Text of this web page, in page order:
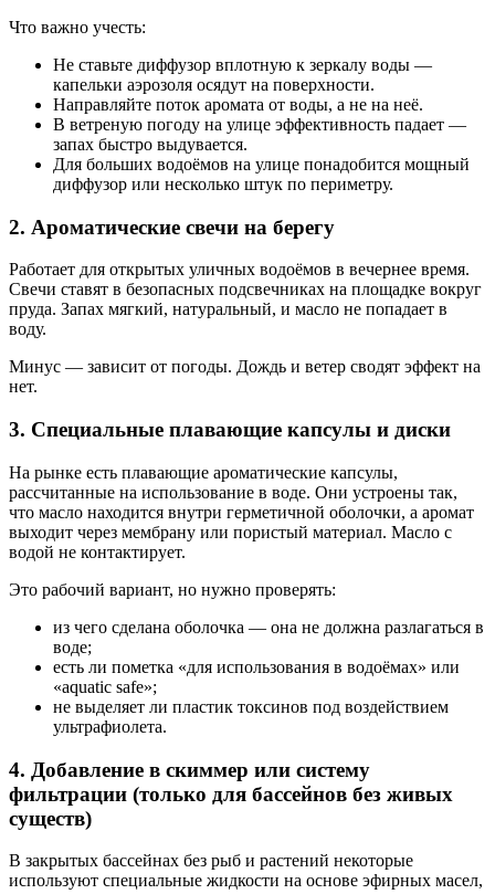
Что важно учесть:
Не ставьте диффузор вплотную к зеркалу воды —
капельки аэрозоля осядут на поверхности.
Направляйте поток аромата от воды, а не на неё.
В ветреную погоду на улице эффективность падает —
запах быстро выдувается.
Для больших водоёмов на улице понадобится мощный
диффузор или несколько штук по периметру.
2. Ароматические свечи на берегу
Работает для открытых уличных водоёмов в вечернее время.
Свечи ставят в безопасных подсвечниках на площадке вокруг
пруда. Запах мягкий, натуральный, и масло не попадает в
воду.
Минус — зависит от погоды. Дождь и ветер сводят эффект на
нет.
3. Специальные плавающие капсулы и диски
На рынке есть плавающие ароматические капсулы,
рассчитанные на использование в воде. Они устроены так,
что масло находится внутри герметичной оболочки, а аромат
выходит через мембрану или пористый материал. Масло с
водой не контактирует.
Это рабочий вариант, но нужно проверять:
из чего сделана оболочка — она не должна разлагаться в
воде;
есть ли пометка «для использования в водоёмах» или
«aquatic safe»;
не выделяет ли пластик токсинов под воздействием
ультрафиолета.
4. Добавление в скиммер или систему
фильтрации (только для бассейнов без живых
существ)
В закрытых бассейнах без рыб и растений некоторые
используют специальные жидкости на основе эфирных масел,